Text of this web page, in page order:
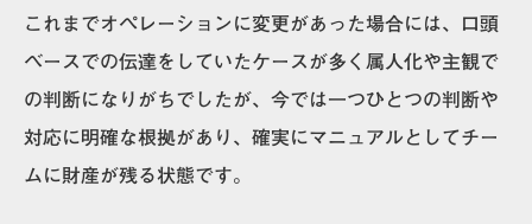
これまでオペレーションに変更があった場合には、口頭
ベースでの伝達をしていたケースが多く属人化や主観で
の判断になりがちでしたが、今では一つひとつの判断や
対応に明確な根拠があり、確実にマニュアルとしてチー
ムに財産が残る状態です。